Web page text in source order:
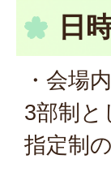
日
・会場
3部制と
指定制